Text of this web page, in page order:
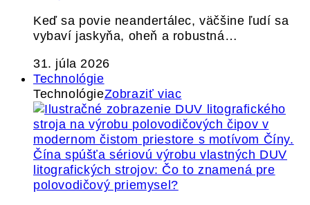
Keď sa povie neandertálec, väčšine ľudí sa
vybaví jaskyňa, oheň a robustná…
31. júla 2026
Technológie
TechnológieZobraziť viac
Čína spúšťa sériovú výrobu vlastných DUV
litografických strojov: Čo to znamená pre
polovodičový priemysel?